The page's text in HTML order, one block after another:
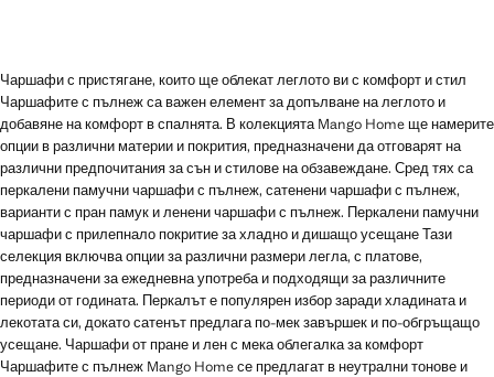
Чаршафи с пристягане, които ще облекат леглото ви с комфорт и стил
Чаршафите с пълнеж са важен елемент за допълване на леглото и
добавяне на комфорт в спалнята. В колекцията Mango Home ще намерите
опции в различни материи и покрития, предназначени да отговарят на
различни предпочитания за сън и стилове на обзавеждане. Сред тях са
перкалени памучни чаршафи с пълнеж, сатенени чаршафи с пълнеж,
варианти с пран памук и ленени чаршафи с пълнеж. Перкалени памучни
чаршафи с прилепнало покритие за хладно и дишащо усещане Тази
селекция включва опции за различни размери легла, с платове,
предназначени за ежедневна употреба и подходящи за различните
периоди от годината. Перкалът е популярен избор заради хладината и
лекотата си, докато сатенът предлага по-мек завършек и по-обгръщащо
усещане. Чаршафи от пране и лен с мека облегалка за комфорт
Чаршафите с пълнеж Mango Home се предлагат в неутрални тонове и